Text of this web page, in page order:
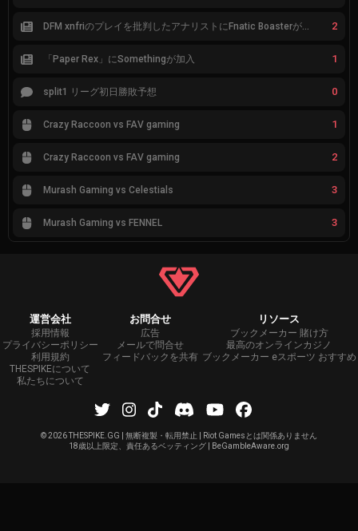
DFM xnfriのプレイを批判したアナリストにFnatic Boasterが反応「DFMは仕組みの強化が必要なだけ」 2
「Paper Rex」にSomethingが加入 1
split1 リーグ初日勝敗予想 0
Crazy Raccoon vs FAV gaming 1
Crazy Raccoon vs FAV gaming 2
Murash Gaming vs Celestials 3
Murash Gaming vs FENNEL 3
運営会社
採用情報
プライバシーポリシー
利用規約
THESPIKEについて
私たちについて
お問合せ
広告
メールで問合せ
フィードバックを共有
リソース
ブックメーカー 賭け方
最高のオンラインカジノ
ブックメーカー eスポーツ おすすめ
©2026 THESPIKE.GG | 無断複製・転用禁止 | Riot Gamesとは関係ありません
18歳以上限定、責任あるベッティング | BeGambleAware.org